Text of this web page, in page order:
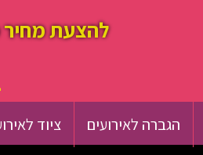
להצעת מחיר
הגברה לאירועים ציוד